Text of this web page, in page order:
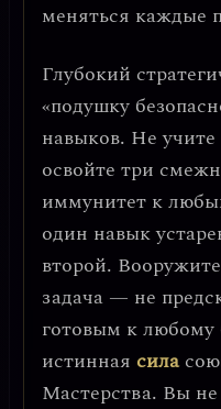
меняться каждые
Глубокий
«подушку
навыков. Не
освойте три
иммунитет к
один навык
второй.
задача — не
готовым к
истинная сила
Мастерства. Вы